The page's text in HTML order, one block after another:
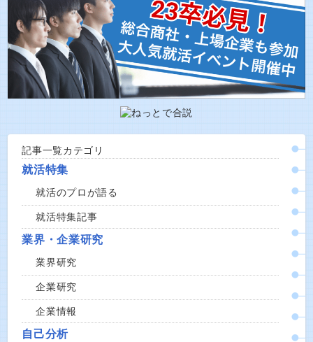
記事一覧カテゴリ
就活特集
就活のプロが語る
就活特集記事
業界・企業研究
業界研究
企業研究
企業情報
自己分析